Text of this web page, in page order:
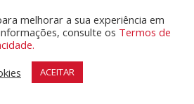
o cumprimento dos prazos, a
o atendimento e o material
forma, e seguindo esses
melhorar a sua experiência em
consulte os Termos de
ACEITAR